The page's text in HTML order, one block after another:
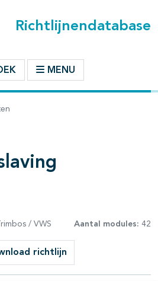
Richtlijnendatabase
MENU
/ VWS Aantal modules: 42
richtlijn